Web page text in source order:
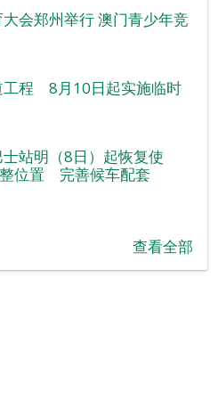
会郑州举行 澳门青少年竞
工程 8月10日起实施临时
站明（8日）起恢复使
位置 完善候车配套
查看全部